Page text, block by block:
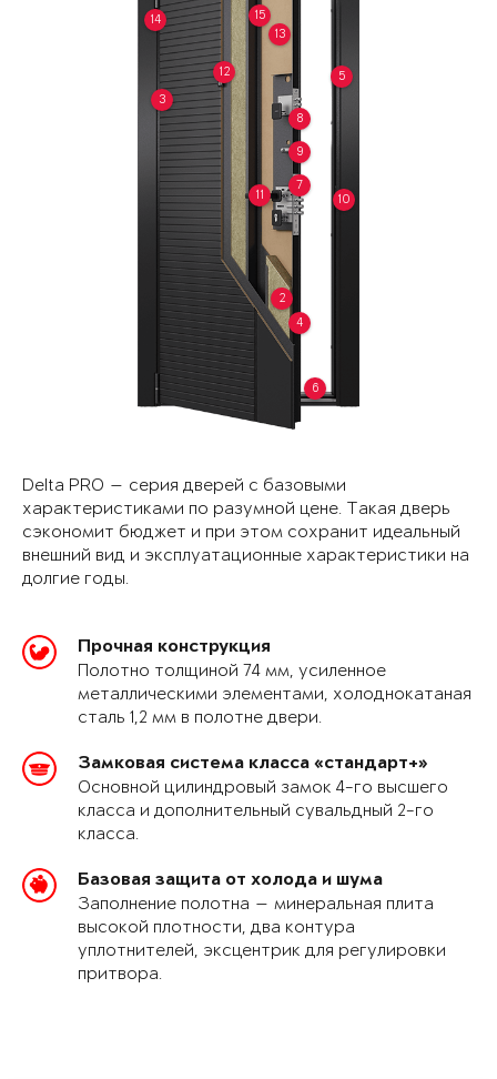
2
3
4
5
6
7
8
9
10
11
12
13
14 15
Delta PRO — серия дверей с базовыми
характеристиками по разумной цене. Такая дверь
сэкономит бюджет и при этом сохранит идеальный
внешний вид и эксплуатационные характеристики на
долгие годы.
Прочная конструкция
Полотно толщиной 74 мм, усиленное
металлическими элементами, холоднокатаная
сталь 1,2 мм в полотне двери.
Замковая система класса «стандарт+»
Основной цилиндровый замок 4-го высшего
класса и дополнительный сувальдный 2-го
класса.
Базовая защита от холода и шума
Заполнение полотна — минеральная плита
высокой плотности, два контура
уплотнителей, эксцентрик для регулировки
притвора.